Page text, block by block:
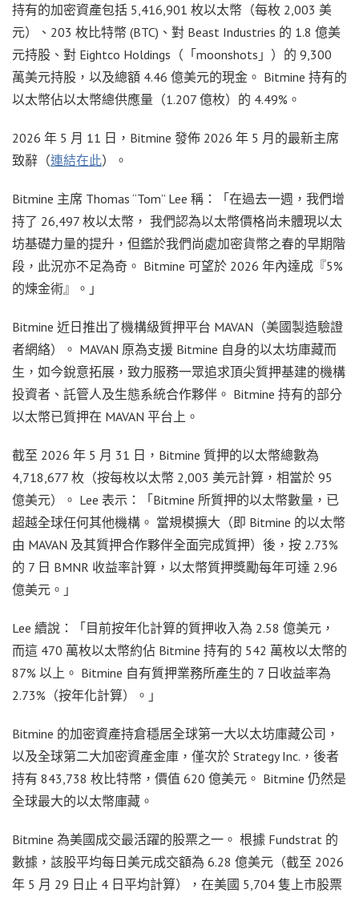
持有的加密資產包括 5,416,901 枚以太幣（每枚 2,003 美
元）、203 枚比特幣 (BTC)、對 Beast Industries 的 1.8 億美
元持股、對 Eightco Holdings（「moonshots」）的 9,300
萬美元持股，以及總額 4.46 億美元的現金。 Bitmine 持有的
以太幣佔以太幣總供應量（1.207 億枚）的 4.49%。
2026 年 5 月 11 日，Bitmine 發佈 2026 年 5 月的最新主席
致辭（連結在此）。
Bitmine 主席 Thomas “Tom” Lee 稱：「在過去一週，我們增
持了 26,497 枚以太幣， 我們認為以太幣價格尚未體現以太
坊基礎力量的提升，但鑑於我們尚處加密貨幣之春的早期階
段，此況亦不足為奇。 Bitmine 可望於 2026 年內達成『5%
的煉金術』。」
Bitmine 近日推出了機構級質押平台 MAVAN（美國製造驗證
者網絡）。 MAVAN 原為支援 Bitmine 自身的以太坊庫藏而
生，如今銳意拓展，致力服務一眾追求頂尖質押基建的機構
投資者、託管人及生態系統合作夥伴。 Bitmine 持有的部分
以太幣已質押在 MAVAN 平台上。
截至 2026 年 5 月 31 日，Bitmine 質押的以太幣總數為
4,718,677 枚（按每枚以太幣 2,003 美元計算，相當於 95
億美元）。 Lee 表示：「Bitmine 所質押的以太幣數量，已
超越全球任何其他機構。 當規模擴大（即 Bitmine 的以太幣
由 MAVAN 及其質押合作夥伴全面完成質押）後，按 2.73%
的 7 日 BMNR 收益率計算，以太幣質押獎勵每年可達 2.96
億美元。」
Lee 續說：「目前按年化計算的質押收入為 2.58 億美元，
而這 470 萬枚以太幣約佔 Bitmine 持有的 542 萬枚以太幣的
87% 以上。 Bitmine 自有質押業務所產生的 7 日收益率為
2.73%（按年化計算）。」
Bitmine 的加密資產持倉穩居全球第一大以太坊庫藏公司，
以及全球第二大加密資產金庫，僅次於 Strategy Inc.，後者
持有 843,738 枚比特幣，價值 620 億美元。 Bitmine 仍然是
全球最大的以太幣庫藏。
Bitmine 為美國成交最活躍的股票之一。 根據 Fundstrat 的
數據，該股平均每日美元成交額為 6.28 億美元（截至 2026
年 5 月 29 日止 4 日平均計算），在美國 5,704 隻上市股票